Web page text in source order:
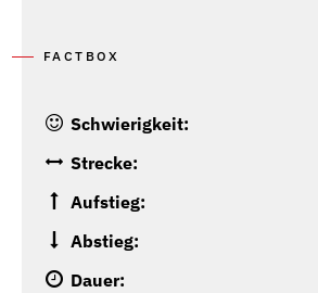
FACTBOX
Schwierigkeit:
Strecke:
Aufstieg:
Abstieg:
Dauer: